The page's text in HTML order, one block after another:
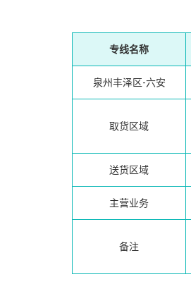
专线名称
泉州丰泽区-六安
取货区域
送货区域
主营业务
备注